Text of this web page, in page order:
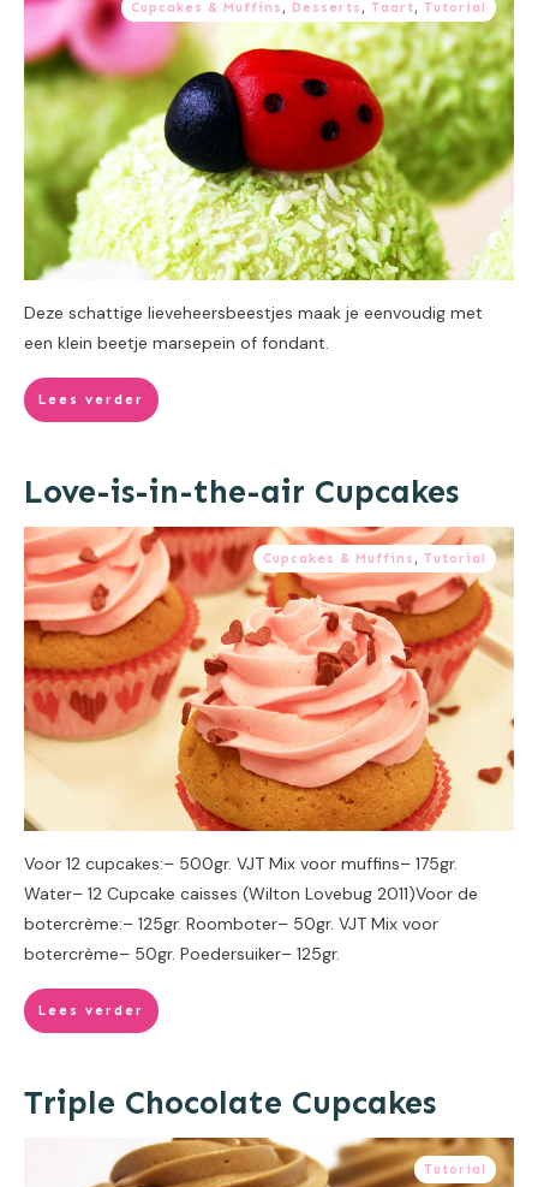
Cupcakes & Muffins , Desserts , Taart, Tutorial
Deze schattige lieveheersbeestjes maak je eenvoudig met
een klein beetje marsepein of fondant.
Lees verder
Love-is-in-the-air Cupcakes
Cupcakes & Muffins , Tutorial
Voor 12 cupcakes:– 500gr. VJT Mix voor muffins– 175gr.
Water– 12 Cupcake caisses (Wilton Lovebug 2011)Voor de
botercrème:– 125gr. Roomboter– 50gr. VJT Mix voor
botercrème– 50gr. Poedersuiker– 125gr.
Lees verder
Triple Chocolate Cupcakes
Tutorial